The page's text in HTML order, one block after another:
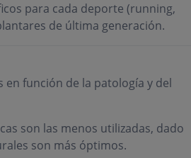
para cada deporte (running,
de última generación.
función de la patología y del
son las menos utilizadas, dado
son más óptimos.